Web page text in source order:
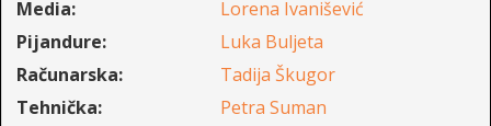
Media:
Lorena Ivanišević
Pijandure:
Luka Buljeta
Računarska:
Tadija Škugor
Tehnička:
Petra Suman